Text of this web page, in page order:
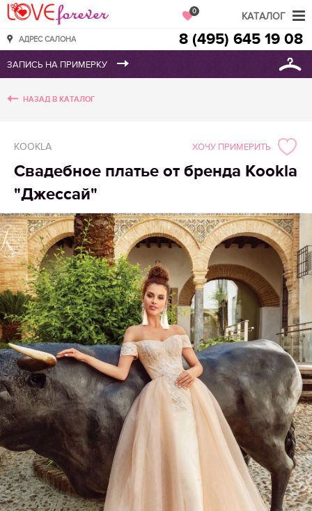
Love Forever
АДРЕС САЛОНА
0
8 (495) 645 19 08
НАЗАД В КАТАЛОГ
KOOKLA
Свадебное платье от бренда Kookla
"Джессай"
ХОЧУ ПРИМЕРИТЬ
КАТАЛОГ